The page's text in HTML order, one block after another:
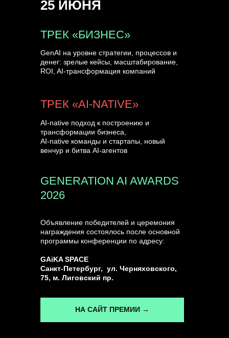
Объявление победителей и церемония
награждения состоялось после основной
программы конференции по адресу:
GAiKA SPACE
Санкт-Петербург, ул. Черняховского,
75, м. Лиговский пр.
ТРЕК «БИЗНЕС»
GENERATION AI AWARDS
2026
GenAI на уровне стратегии, процессов и
денег: зрелые кейсы, масштабирование,
ROI, AI-трансформация компаний
AI-native подход к построению и
трансформации бизнеса,
AI-native команды и стартапы, новый
венчур и битва AI-агентов
ТРЕК «AI-NATIVE»
25 ИЮНЯ
НА САЙТ ПРЕМИИ →
УЗНАТЬ БОЛЬШЕ
ГЕНЕРАЛЬНЫЙ ИНФОПАРТНЕР
CONVERSATIONS